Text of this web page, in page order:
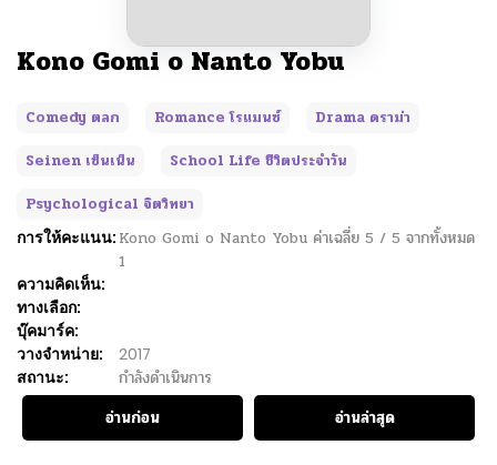
Kono Gomi o Nanto Yobu
Comedy ตลก Romance โรแมนซ์
Drama ดราม่า
Seinen เซ็นเน็น
School Life ชีวิตประจำวัน
Psychological จิตวิทยา
การให้คะแนน: Kono Gomi o Nanto Yobu ค่าเฉลี่ย 5 / 5 จากทั้งหมด
1
ความคิดเห็น:
ทางเลือก:
บุ๊คมาร์ค:
วางจำหน่าย:
2017
สถานะ:
กำลังดำเนินการ
อ่านก่อน
อ่านล่าสุด